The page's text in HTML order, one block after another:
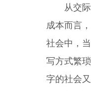
从交
成本而言
社会中，
写方式繁
字的社会